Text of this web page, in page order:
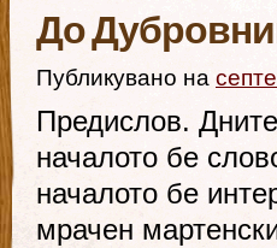
До
Публикувано на
Предислов.
началото бе
началото бе
мрачен